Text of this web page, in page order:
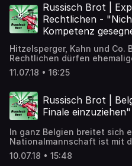
sorgt-fuer-begeisterung
Russisch Brot |
Rechtlichen -
Kompetenz
Hitzelsperger, Kahn und Co.
Rechtlichen dürfen
WM-Spielen fachsimpeln.
➡️ Artikel zum Nachlesen:
bei-ard-und-zdf
11.07.18 • 16:25
Russisch Brot |
Finale einzuziehen"
In ganz Belgien breitet sich
Nationalmannschaft ist mit
Verlauf bei der WM dafür ein
unseren westlichen Nachbarn. ➡️ Artikel zum
10.07.18 • 15:48